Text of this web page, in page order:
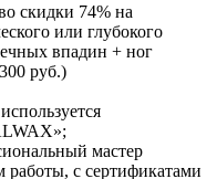
скидки 74% на
или глубокого
впадин + ног
руб.)
мастер
с сертификатами